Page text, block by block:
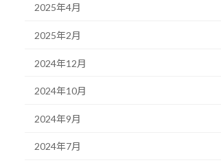
2025年4月
2025年2月
2024年12月
2024年10月
2024年9月
2024年7月